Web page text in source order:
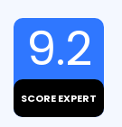
9.2
SCORE EXPERT